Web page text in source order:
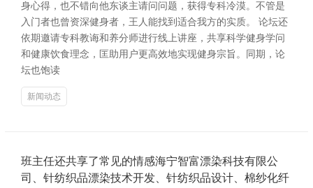
身心得，也不错向他东谈主请问问题，获得专科冷漠。不管是
入门者也曾资深健身者，王人能找到适合我方的实质。 论坛还
依期邀请专科教诲和养分师进行线上讲座，共享科学健身学问
和健康饮食理念，匡助用户更高效地实现健身宗旨。同期，论
坛也饱读
新闻动态
班主任还共享了常见的情感海宁智富漂染科技有限公
司、针纺织品漂染技术开发、针纺织品设计、棉纱化纤